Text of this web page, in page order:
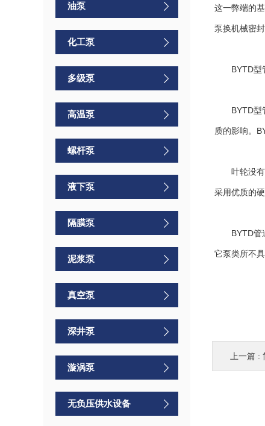
油泵
化工泵
多级泵
高温泵
螺杆泵
液下泵
隔膜泵
泥浆泵
真空泵
深井泵
漩涡泵
无负压供水设备
这一弊端的
泵换机械密
BYTD型管
BYTD型管
质的影响。
叶轮没有直
采用优质的
BYTD管道
它泵类所不具
上一篇 :